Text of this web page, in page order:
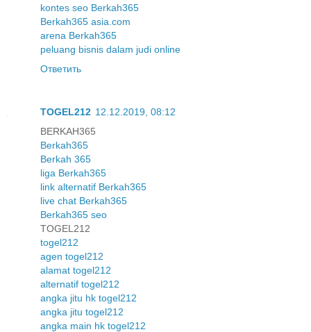
kontes seo Berkah365
Berkah365 asia.com
arena Berkah365
peluang bisnis dalam judi online
Ответить
TOGEL212 12.12.2019, 08:12
BERKAH365
Berkah365
Berkah 365
liga Berkah365
link alternatif Berkah365
live chat Berkah365
Berkah365 seo
TOGEL212
togel212
agen togel212
alamat togel212
alternatif togel212
angka jitu hk togel212
angka jitu togel212
angka main hk togel212